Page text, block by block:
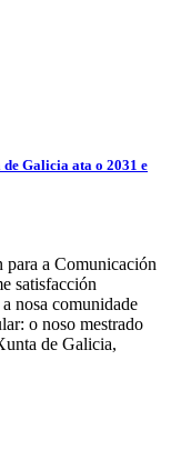
Galicia ata o 2031 e
a Comunicación
satisfacción
nosa comunidade
o noso mestrado
de Galicia,